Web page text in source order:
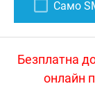
Само
Безплатна
онлайн